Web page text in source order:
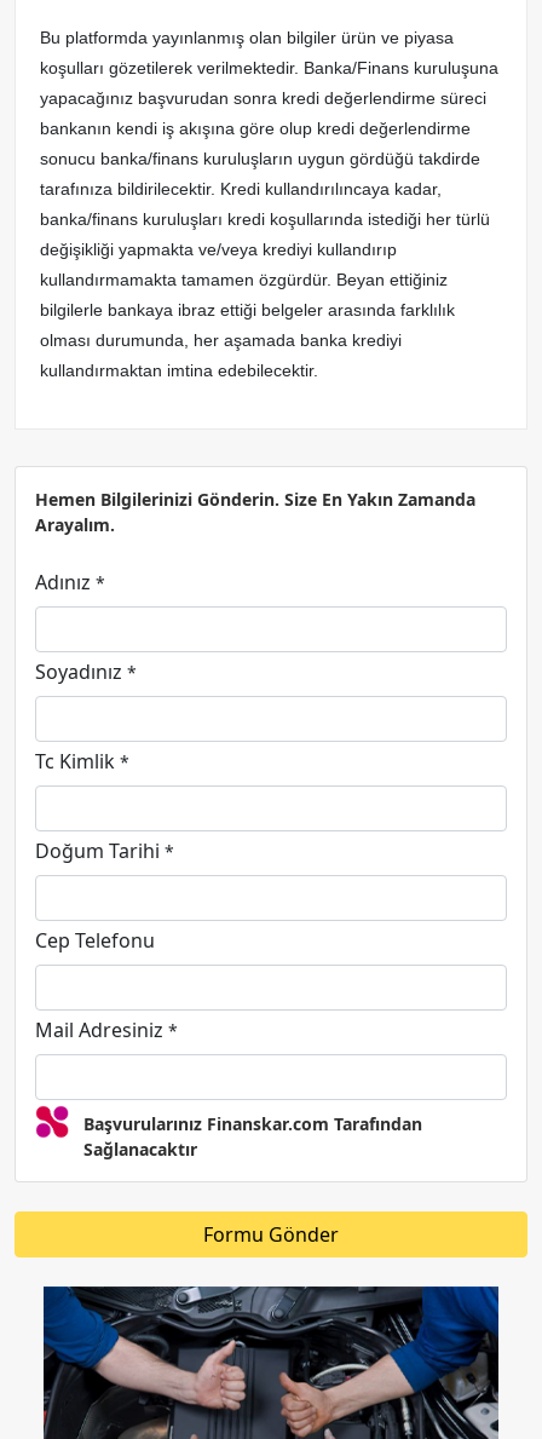
Bu platformda yayınlanmış olan bilgiler ürün ve piyasa
koşulları gözetilerek verilmektedir. Banka/Finans kuruluşuna
yapacağınız başvurudan sonra kredi değerlendirme süreci
bankanın kendi iş akışına göre olup kredi değerlendirme
sonucu banka/finans kuruluşların uygun gördüğü takdirde
tarafınıza bildirilecektir. Kredi kullandırılıncaya kadar,
banka/finans kuruluşları kredi koşullarında istediği her türlü
değişikliği yapmakta ve/veya krediyi kullandırıp
kullandırmamakta tamamen özgürdür. Beyan ettiğiniz
bilgilerle bankaya ibraz ettiği belgeler arasında farklılık
olması durumunda, her aşamada banka krediyi
kullandırmaktan imtina edebilecektir.
Hemen Bilgilerinizi Gönderin. Size En Yakın Zamanda
Arayalım.
Adınız *
Soyadınız *
Tc Kimlik *
Doğum Tarihi *
Cep Telefonu
Mail Adresiniz *
Başvurularınız Finanskar.com Tarafından
Sağlanacaktır
Formu Gönder